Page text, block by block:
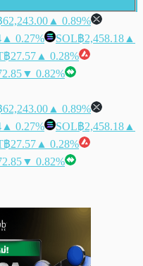
62,243.00 ▲ 0.89%
▲ 0.27% SOL฿2,458.18 ▲
฿27.57 ▲ 0.28%
▼ 0.82%
62,243.00 ▲ 0.89%
▲ 0.27% SOL฿2,458.18 ▲
฿27.57 ▲ 0.28%
▼ 0.82%